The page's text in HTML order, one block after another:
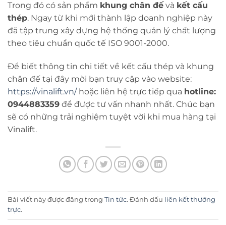
Trong đó có sản phẩm khung chân đế và kết cấu
thép. Ngay từ khi mới thành lập doanh nghiệp này
đã tập trung xây dựng hệ thống quản lý chất lượng
theo tiêu chuẩn quốc tế ISO 9001-2000.
Để biết thông tin chi tiết về kết cấu thép và khung
chân đế tại đây mời bạn truy cập vào website:
https://vinalift.vn/hoặc liên hệ trực tiếp qua hotline:
0944883359 để được tư vấn nhanh nhất. Chúc bạn
sẽ có những trải nghiệm tuyệt vời khi mua hàng tại
Vinalift.
Bài viết này được đăng trong Tin tức. Đánh dấu liên kết thường
trực.